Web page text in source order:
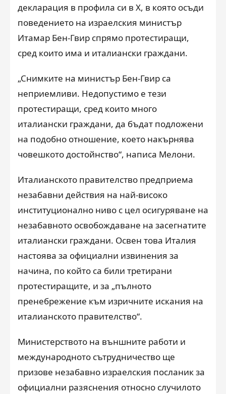
декларация в профила си в X, в която осъди
поведението на израелския министър
Итамар Бен-Гвир спрямо протестиращи,
сред които има и италиански граждани.
„Снимките на министър Бен-Гвир са
неприемливи. Недопустимо е тези
протестиращи, сред които много
италиански граждани, да бъдат подложени
на подобно отношение, което накърнява
човешкото достойнство“, написа Мелони.
Италианското правителство предприема
незабавни действия на най-високо
институционално ниво с цел осигуряване на
незабавното освобождаване на засегнатите
италиански граждани. Освен това Италия
настоява за официални извинения за
начина, по който са били третирани
протестиращите, и за „пълното
пренебрежение към изричните искания на
италианското правителство“.
Министерството на външните работи и
международното сътрудничество ще
призове незабавно израелския посланик за
официални разяснения относно случилото